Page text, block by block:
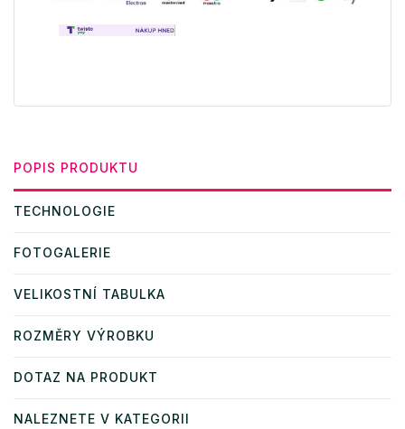
POPIS PRODUKTU
TECHNOLOGIE
FOTOGALERIE
VELIKOSTNÍ TABULKA
ROZMĚRY VÝROBKU
DOTAZ NA PRODUKT
NALEZNETE V KATEGORII